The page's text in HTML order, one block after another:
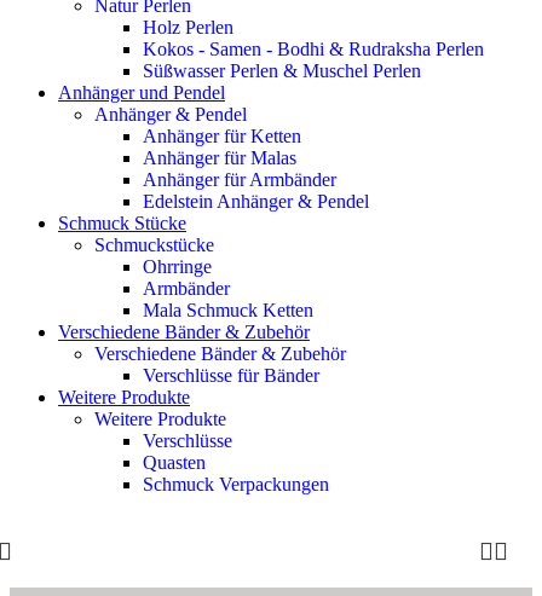
Natur Perlen
Holz Perlen
Kokos - Samen - Bodhi & Rudraksha Perlen
Süßwasser Perlen & Muschel Perlen
Anhänger und Pendel
Anhänger & Pendel
Anhänger für Ketten
Anhänger für Malas
Anhänger für Armbänder
Edelstein Anhänger & Pendel
Schmuck Stücke
Schmuckstücke
Ohrringe
Armbänder
Mala Schmuck Ketten
Verschiedene Bänder & Zubehör
Verschiedene Bänder & Zubehör
Verschlüsse für Bänder
Weitere Produkte
Weitere Produkte
Verschlüsse
Quasten
Schmuck Verpackungen